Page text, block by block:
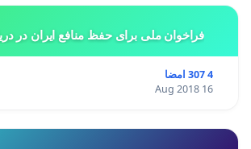
فراخوان ملی برای حفظ منافع ایران در
4 307 امضا
16 Aug 2018